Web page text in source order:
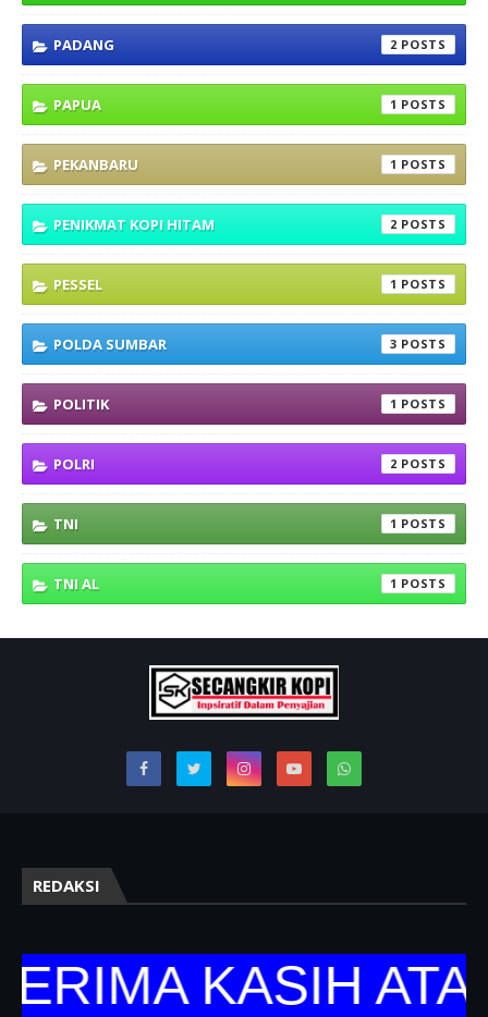
PADANG 2
PAPUA 1
PEKANBARU 1
PENIKMAT KOPI HITAM 2
PESSEL 1
POLDA SUMBAR 3
POLITIK 1
POLRI 2
TNI 1
TNI AL 1
REDAKSI
KASIH ATAS